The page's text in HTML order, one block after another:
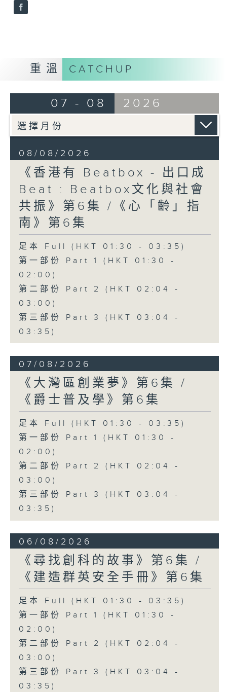
重溫 CATCHUP
07 - 08 2026
08/08/2026
《香港有 Beatbox - 出口成
Beat : Beatbox文化與社會
共振》第6集 /《心「齡」指
南》第6集
足本 Full (HKT 01:30 - 03:35)
第一部份 Part 1 (HKT 01:30 -
02:00)
第二部份 Part 2 (HKT 02:04 -
03:00)
第三部份 Part 3 (HKT 03:04 -
03:35)
07/08/2026
《大灣區創業夢》第6集 /
《爵士普及學》第6集
足本 Full (HKT 01:30 - 03:35)
第一部份 Part 1 (HKT 01:30 -
02:00)
第二部份 Part 2 (HKT 02:04 -
03:00)
第三部份 Part 3 (HKT 03:04 -
03:35)
06/08/2026
《尋找創科的故事》第6集 /
《建造群英安全手冊》第6集
足本 Full (HKT 01:30 - 03:35)
第一部份 Part 1 (HKT 01:30 -
02:00)
第二部份 Part 2 (HKT 02:04 -
03:00)
第三部份 Part 3 (HKT 03:04 -
03:35)